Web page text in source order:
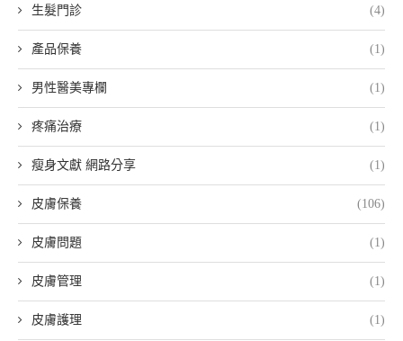
生髮門診 (4)
產品保養 (1)
男性醫美專欄 (1)
疼痛治療 (1)
瘦身文獻 網路分享 (1)
皮膚保養 (106)
皮膚問題 (1)
皮膚管理 (1)
皮膚護理 (1)